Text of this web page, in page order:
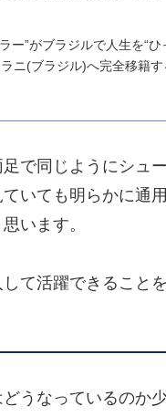
ー”がブラジルで人生を“
ニ(ブラジル)へ完全移籍
で同じようにシュ
いても明らかに通
います。
て活躍できること
うなっているのか